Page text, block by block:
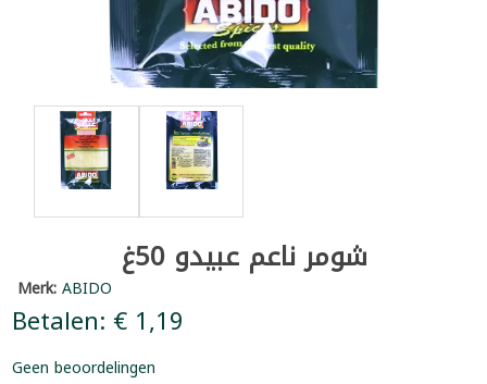
شومر ناعم عبيدو 50غ
Merk:ABIDO
Betalen: € 1,19
Geen beoordelingen